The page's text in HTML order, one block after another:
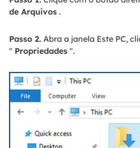
de Arquivos.
Passo 2.Abra a janela Este PC,
" Propriedades".